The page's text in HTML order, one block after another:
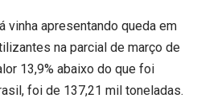
vinha apresentando queda em
na parcial de março de
13,9% abaixo do que foi
foi de 137,21 mil toneladas.